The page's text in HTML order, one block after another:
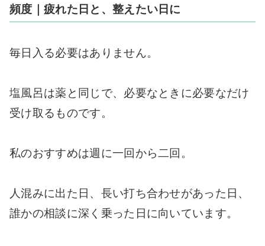
頻度｜疲れた日と、整えたい日に
毎日入る必要はありません。
塩風呂は薬と同じで、必要なときに必要なだけ
受け取るものです。
私のおすすめは週に一回から二回。
人混みに出た日、長い打ち合わせがあった日、
誰かの相談に深く乗った日に向いています。